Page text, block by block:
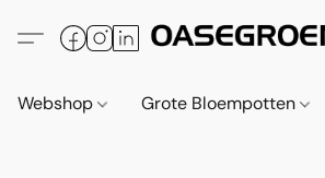
Webshop Grote Bloempotten